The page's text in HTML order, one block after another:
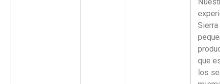
Sierra
que
los